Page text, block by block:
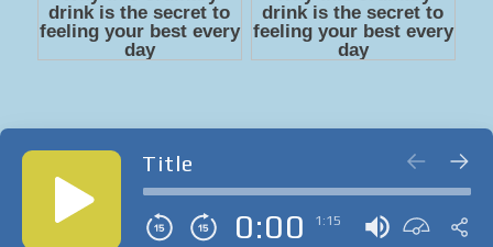
Title
0:00 1:15